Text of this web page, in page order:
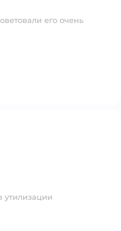
его очень
утилизации